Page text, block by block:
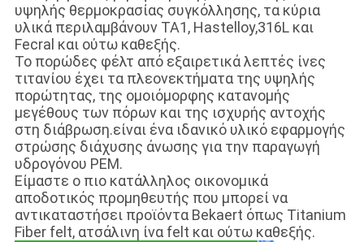
υψηλής θερμοκρασίας συγκόλλησης, τα κύρια
υλικά περιλαμβάνουν TA1, Hastelloy,316L και
Fecral και ούτω καθεξής.
Το πορώδες φέλτ από εξαιρετικά λεπτές ίνες
τιτανίου έχει τα πλεονεκτήματα της υψηλής
πορώτητας, της ομοιόμορφης κατανομής
μεγέθους των πόρων και της ισχυρής αντοχής
στη διάβρωση.είναι ένα ιδανικό υλικό εφαρμογής
στρώσης διάχυσης άνωσης για την παραγωγή
υδρογόνου PEM.
Είμαστε ο πιο κατάλληλος οικονομικά
αποδοτικός προμηθευτής που μπορεί να
αντικαταστήσει προϊόντα Bekaert όπως Titanium
Fiber felt, ατσάλινη ίνα felt και ούτω καθεξής.